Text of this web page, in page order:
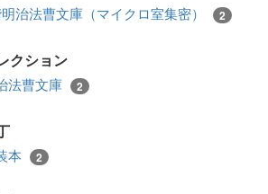
治法曹文庫（マイクロ室集密） 2
クション
法曹文庫 2
本 2